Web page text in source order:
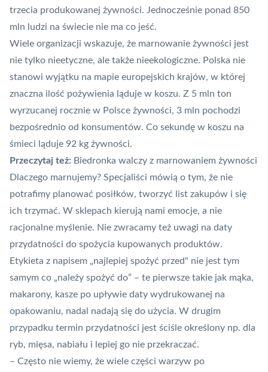
trzecia produkowanej żywności. Jednocześnie ponad 850
mln ludzi na świecie nie ma co jeść.
Wiele organizacji wskazuje, że marnowanie żywności jest
nie tylko nieetyczne, ale także nieekologiczne. Polska nie
stanowi wyjątku na mapie europejskich krajów, w której
znaczna ilość pożywienia ląduje w koszu. Z 5 mln ton
wyrzucanej rocznie w Polsce żywności, 3 mln pochodzi
bezpośrednio od konsumentów. Co sekundę w koszu na
śmieci ląduje 92 kg żywności.
Przeczytaj też: Biedronka walczy z marnowaniem żywności
Dlaczego marnujemy? Specjaliści mówią o tym, że nie
potrafimy planować posiłków, tworzyć list zakupów i się
ich trzymać. W sklepach kierują nami emocje, a nie
racjonalne myślenie. Nie zwracamy też uwagi na daty
przydatności do spożycia kupowanych produktów.
Etykieta z napisem „najlepiej spożyć przed" nie jest tym
samym co „należy spożyć do” – te pierwsze takie jak mąka,
makarony, kasze po upływie daty wydrukowanej na
opakowaniu, nadal nadają się do użycia. W drugim
przypadku termin przydatności jest ściśle określony np. dla
ryb, mięsa, nabiału i lepiej go nie przekraczać.
– Często nie wiemy, że wiele części warzyw po